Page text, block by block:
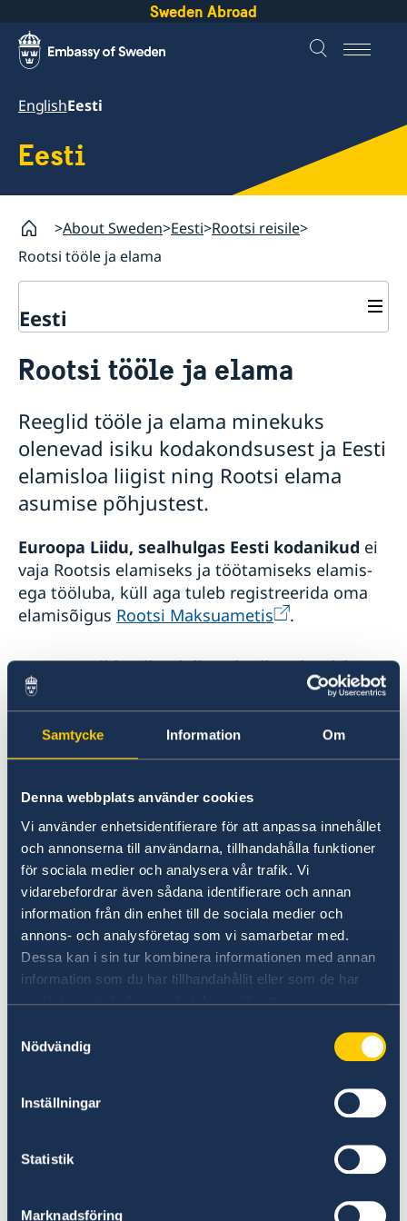
Samtycke Information Om
Denna webbplats använder cookies
Vi använder enhetsidentifierare för att anpassa innehållet
och annonserna till användarna, tillhandahålla funktioner
för sociala medier och analysera vår trafik. Vi
vidarebefordrar även sådana identifierare och annan
information från din enhet till de sociala medier och
annons- och analysföretag som vi samarbetar med.
Dessa kan i sin tur kombinera informationen med annan
information som du har tillhandahållit eller som de har
samlat in när du har använt deras tjänster.
Nödvändig
Inställningar
Statistik
Marknadsföring
Sweden Abroad
EnglishEesti
Eesti
About Sweden Eesti Rootsi reisile
Rootsi tööle ja elama
Eesti
Rootsi viisa
Eesti tähtajalise elamisloaga elanikud
EL-i pikaajalise elaniku elamisloaga isikud
Euroopa Liidu kodanikud
Reisimine lastega
Reisimine lemmikloomadega
Rootsi õppima
Rootsi tollieeskirjad
Rootsi tööle ja elama
Reeglid tööle ja elama minekuks
olenevad isiku kodakondsusest ja Eesti
elamisloa liigist ning Rootsi elama
asumise põhjustest.
Euroopa Liidu, sealhulgas Eesti kodanikud ei
vaja Rootsis elamiseks ja töötamiseks elamis-
ega tööluba, küll aga tuleb registreerida oma
elamisõigus Rootsi Maksuametis .
Euroopa Liidu pikaajalise elaniku elamisloaga
isikud, kes ei ole EL-i kodanikud, peavad
taotlema elamisloa, kui soovivad jääda Rootsi
tööle ja elama kauemaks kui kolmeks kuuks.
ole EL-i kodanikud, tuleb Rootsis töötamiseks
taotleda tööluba. Kui jäädakse tööle enam kui
kolmeks kuuks, siis ka elamisluba.
Töökoha leidmiseks leiate abi ja üldisest
tööturu olukorrast saate infot Rootsi
Tööhõivebüroo kodulehelt (
Arbetsförmedlingen
).
tegeleb Rootsi Töökeskkonnaamet (
keeles infot töö ja kutsealade tööohutusega
seonduvast, samuti juhendid marjakorjajatele,
Rootsi kohta